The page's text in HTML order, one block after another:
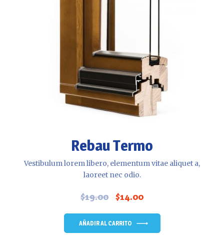
Rebau Termo
Vestibulum lorem libero, elementum vitae aliquet a,
laoreet nec odio.
$19.00
El
original
era:
$14.00
es:
AÑADIR AL CARRITO